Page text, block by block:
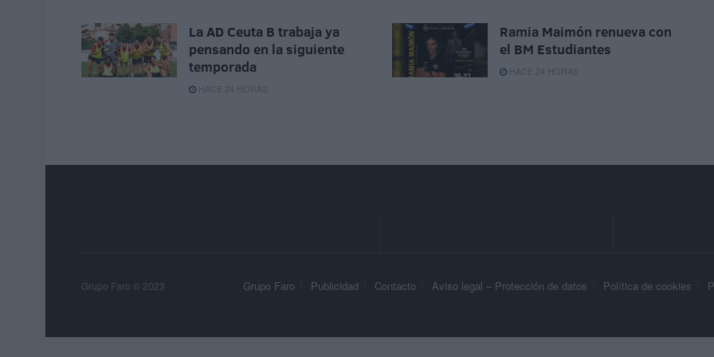
La AD Ceuta B trabaja ya
pensando en la siguiente
temporada
HACE 24 HORAS
Ramia Maimón renueva con
el BM Estudiantes
HACE 24 HORAS
Grupo Faro Publicidad Contacto Aviso legal – Protección de datos Política de cookies
Grupo Faro © 2023